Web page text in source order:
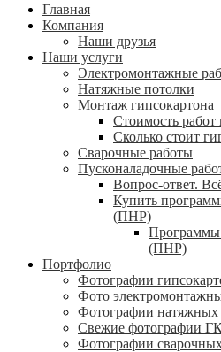
Главная
Компания
Наши друзья
Наши услуги
Электромонтажные
Натяжные потолки
Монтаж гипсокартона
Стоимость работ
Сколько стоит
Сварочные работы
Пусконаладочные
Вопрос-ответ.
Купить
(ПНР)
Программы
(ПНР)
Портфолио
Фотографии
Фото
Фотографии натяжных
Свежие фотографии
Фотографии